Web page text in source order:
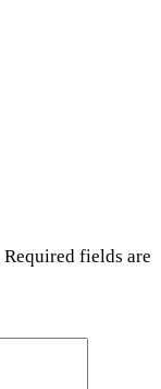
Required fields are